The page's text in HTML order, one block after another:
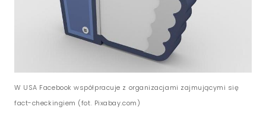
W USA Facebook współpracuje z organizacjami zajmującymi się
fact-checkingiem (fot. Pixabay.com)